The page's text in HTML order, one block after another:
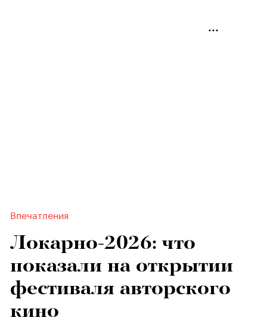
Впечатления
Локарно-2026: что
показали на открытии
фестиваля авторского
кино